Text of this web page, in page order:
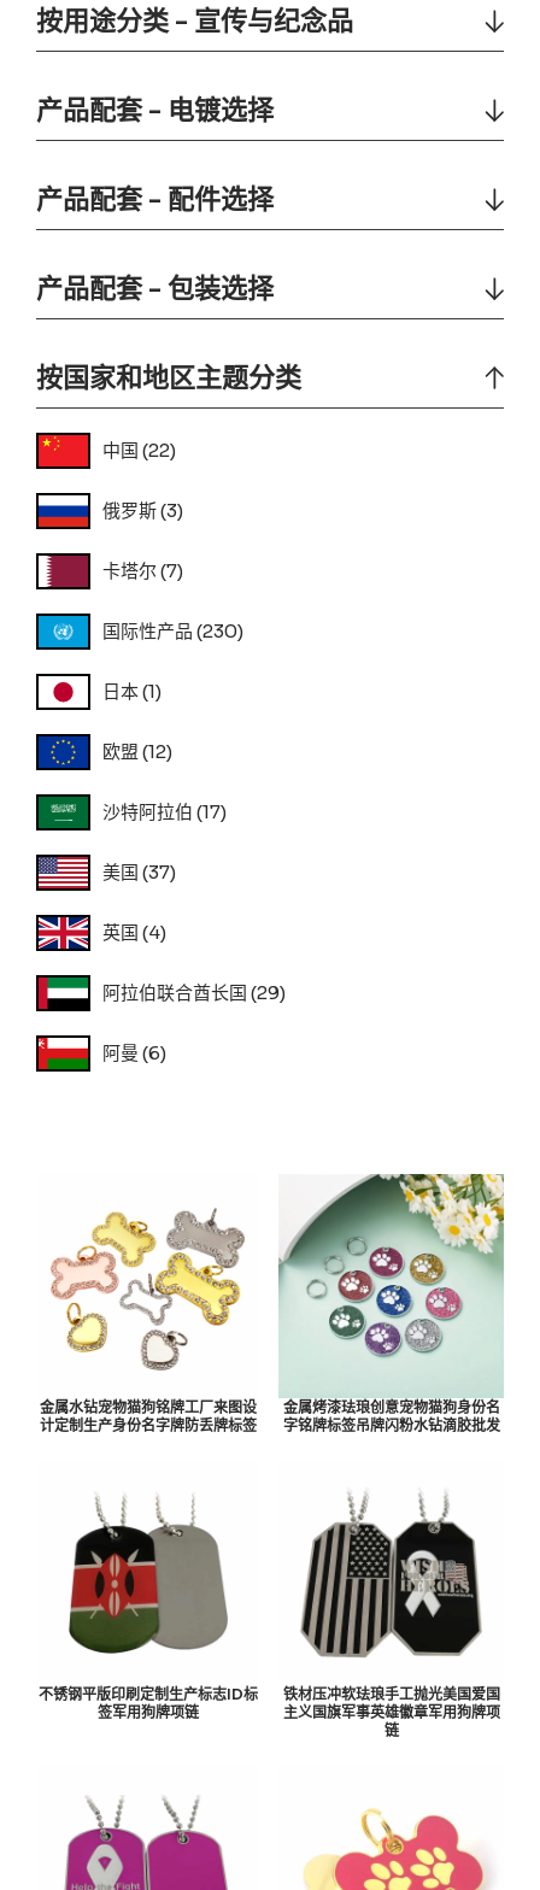
按用途分类 - 宣传与纪念品
产品配套 - 电镀选择
产品配套 - 配件选择
产品配套 - 包装选择
按国家和地区主题分类
中国 (22)
俄罗斯(3)
卡塔尔 (7)
国际性产品 (230)
日本(1)
欧盟 (12)
沙特阿拉伯 (17)
美国 (37)
英国 (4)
阿拉伯联合酋长国 (29)
阿曼 (6)
金属水钻宠物猫狗铭牌工厂来图设
计定制生产身份名字牌防丢牌标签
金属烤漆珐琅创意宠物猫狗身份名
字铭牌标签吊牌闪粉水钻滴胶批发
不锈钢平版印刷定制生产标志ID标
签军用狗牌项链
铁材压冲软珐琅手工抛光美国爱国
主义国旗军事英雄徽章军用狗牌项
链